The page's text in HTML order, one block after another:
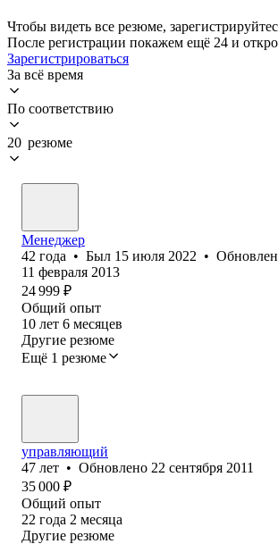
Чтобы видеть все резюме,
После регистрации покажем ещё 24 и
Зарегистрироваться
За всё время
По соответствию
20 резюме
Менеджер
42 года • Был 15 июля 2022 •
11 февраля 2013
24 999 ₽
Общий опыт
10 лет 6 месяцев
Другие резюме
Ещё 1 резюме
управляющий
47 лет • Обновлено 22 сентября 2011
35 000 ₽
Общий опыт
22 года 2 месяца
Другие резюме